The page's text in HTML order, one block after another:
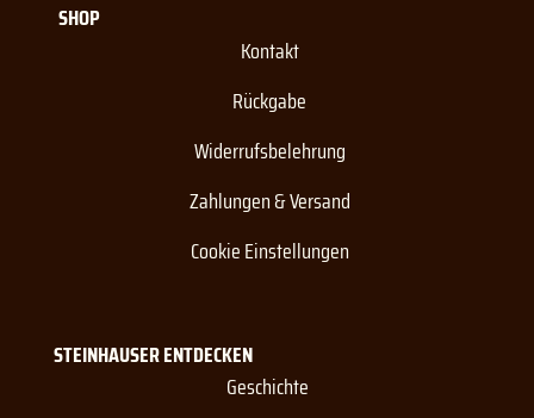
STEINHAUSER ENTDECKEN
Geschichte
SHOP
Kontakt
Rückgabe
Widerrufsbelehrung
Zahlungen & Versand
Cookie Einstellungen